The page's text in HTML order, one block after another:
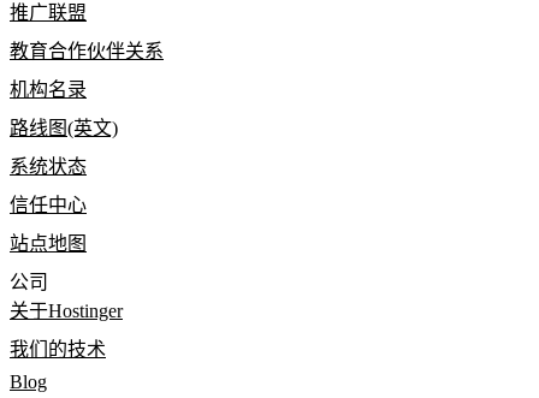
推广联盟
教育合作伙伴关系
机构名录
路线图(英文)
系统状态
信任中心
站点地图
公司
关于Hostinger
我们的技术
Blog